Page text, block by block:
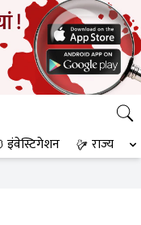
इंवेस्टिगेशन राज्य